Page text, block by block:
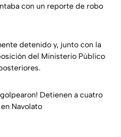
con un reporte de robo
detenido y, junto con la
del Ministerio Público
Detienen a cuatro
Navolato